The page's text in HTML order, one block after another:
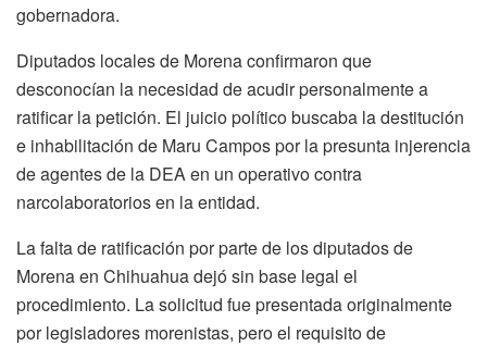
gobernadora.
Diputados locales de Morena confirmaron que
desconocían la necesidad de acudir personalmente a
ratificar la petición. El juicio político buscaba la destitución
e inhabilitación de Maru Campos por la presunta injerencia
de agentes de la DEA en un operativo contra
narcolaboratorios en la entidad.
La falta de ratificación por parte de los diputados de
Morena en Chihuahua dejó sin base legal el
procedimiento. La solicitud fue presentada originalmente
por legisladores morenistas, pero el requisito de